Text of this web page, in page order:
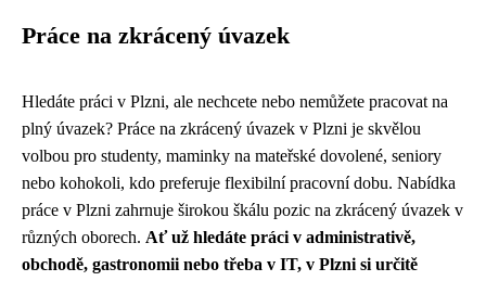
Práce na zkrácený úvazek
Hledáte práci v Plzni, ale nechcete nebo nemůžete pracovat na
plný úvazek? Práce na zkrácený úvazek v Plzni je skvělou
volbou pro studenty, maminky na mateřské dovolené, seniory
nebo kohokoli, kdo preferuje flexibilní pracovní dobu. Nabídka
práce v Plzni zahrnuje širokou škálu pozic na zkrácený úvazek v
různých oborech. Ať už hledáte práci v administrativě,
obchodě, gastronomii nebo třeba v IT, v Plzni si určitě